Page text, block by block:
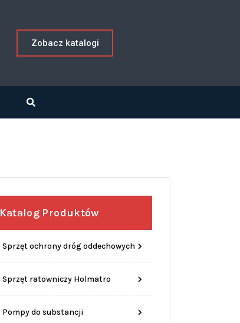
Zobacz katalogi
Katalog Produktów
Sprzęt ochrony dróg oddechowych
Sprzęt ratowniczy Holmatro
Pompy do substancji